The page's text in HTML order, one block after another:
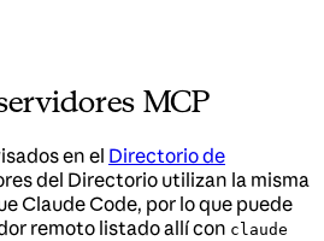
MCP
en el Directorio de
del Directorio utilizan la misma
Claude Code, por lo que puede
remoto listado allí con claude